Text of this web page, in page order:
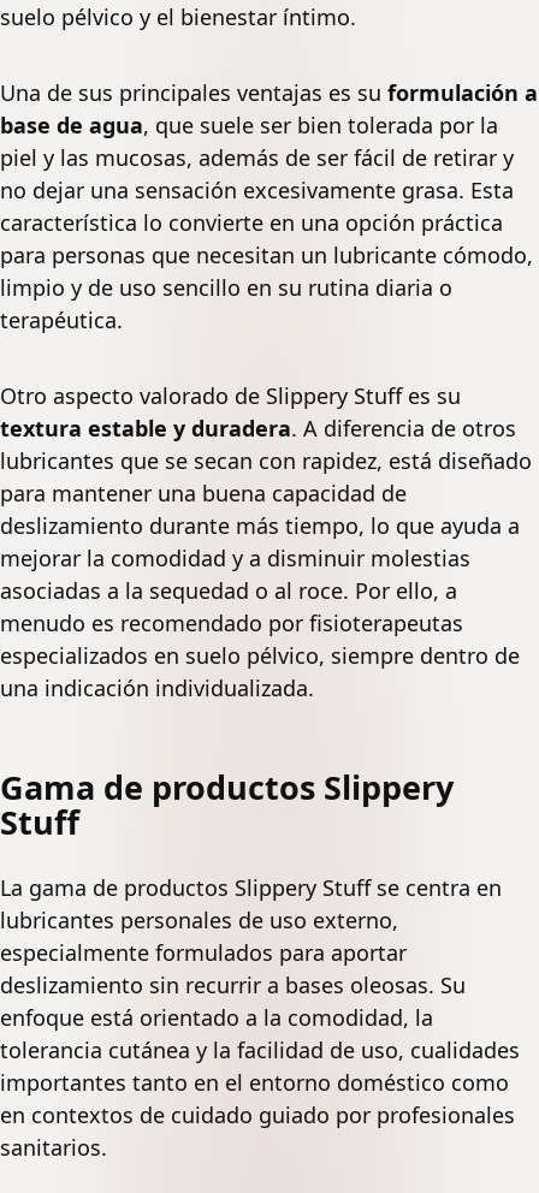
suelo pélvico y el bienestar íntimo.
Una de sus principales ventajas es su formulación a
base de agua, que suele ser bien tolerada por la
piel y las mucosas, además de ser fácil de retirar y
no dejar una sensación excesivamente grasa. Esta
característica lo convierte en una opción práctica
para personas que necesitan un lubricante cómodo,
limpio y de uso sencillo en su rutina diaria o
terapéutica.
Otro aspecto valorado de Slippery Stuff es su
textura estable y duradera. A diferencia de otros
lubricantes que se secan con rapidez, está diseñado
para mantener una buena capacidad de
deslizamiento durante más tiempo, lo que ayuda a
mejorar la comodidad y a disminuir molestias
asociadas a la sequedad o al roce. Por ello, a
menudo es recomendado por fisioterapeutas
especializados en suelo pélvico, siempre dentro de
una indicación individualizada.
Gama de productos Slippery
Stuff
La gama de productos Slippery Stuff se centra en
lubricantes personales de uso externo,
especialmente formulados para aportar
deslizamiento sin recurrir a bases oleosas. Su
enfoque está orientado a la comodidad, la
tolerancia cutánea y la facilidad de uso, cualidades
importantes tanto en el entorno doméstico como
en contextos de cuidado guiado por profesionales
sanitarios.